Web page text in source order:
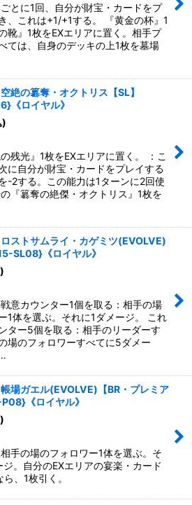
に1回、自分が財宝・カードをプ
、これは+1/+1する。 『黄金の杯』1
靴』1枚をEXエリアに置く。相手プ
ては、自身のデッキの上1枚を墓場
絶の簒奪・オクトリス【SL】
《ロイヤル》
)
光』1枚をEXエリアに置く。 ：こ
に自分が財宝・カードをプレイする
-2する。この能力は1ターンに2回使
『簒奪の絶傑・オクトリス』1枚を
ロストサムライ・カゲミツ(EVOLVE)
SL08}《ロイヤル》
カウンター1個を取る：相手の場
1体を選ぶ。それに1ダメージ。 これ
ター5個を取る：相手のリーダーす
場のフォロワーすべてに5ダメー
帳場ガエル(EVOLVE)【BR・プレミア
《ロイヤル》
手の場のフォロワー1体を選ぶ。そ
。自分のEXエリアの宴楽・カード
、1枚引く。